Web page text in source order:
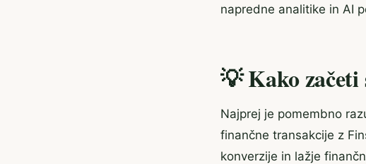
napredne analitike in AI
💡 Kako
Najprej je pomembno
finančne transakcije z
konverzije in lažje